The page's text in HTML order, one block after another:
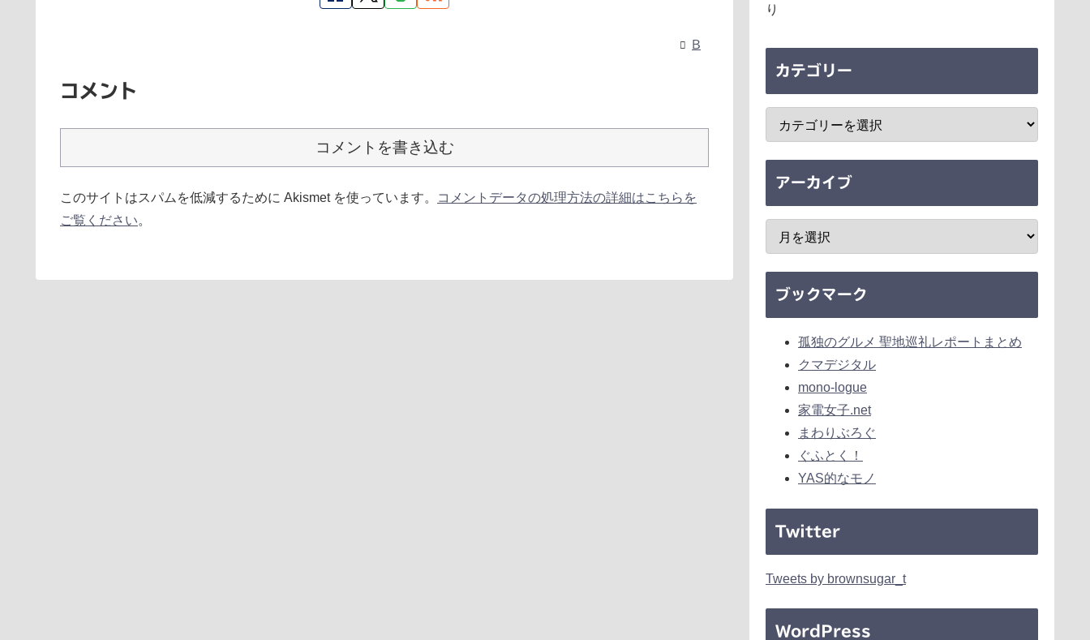
B
コメント
コメントを書き込む
このサイトはスパムを低減するために Akismet を使っています。
コメントデータの処理方法の詳細はこちらを
ご覧ください。
り
カテゴリー
アーカイブ
ブックマーク
孤独のグルメ 聖地巡礼レポートまとめ
クマデジタル
mono-logue
家電女子.net
まわりぶろぐ
ぐふとく！
YAS的なモノ
Twitter
Tweets by brownsugar_t
WordPress